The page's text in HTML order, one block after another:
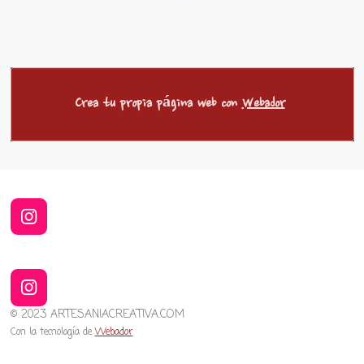
Crea tu propia página web con Webador
I
n
t
a
g
r
a
I
n
s
© 2023 ARTESANIACREATIVA.COM
Con la tecnología deWebador